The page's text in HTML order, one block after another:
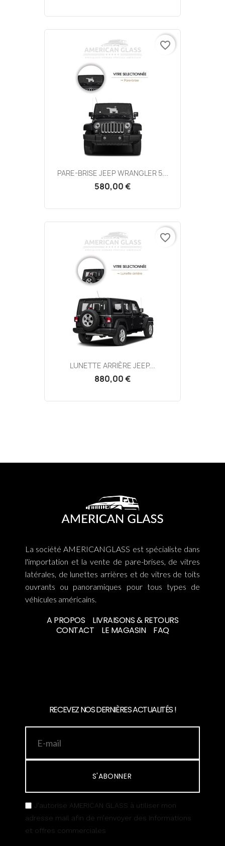
PARE-BRISE JEEP WRANGLER 5...
580,00 €
favorite_border
LUNETTE ARRIÈRE JEEP...
880,00 €
favorite_border
La société AMERICANGLASS est spécialiste dans
l'importation et la vente de pare-brises, de vitres
latérales, de lunettes arrières et de vitres de toits
ouvrants ou panoramiques pour tous types de
véhicules américains.
A PROPOS
LIVRAISONS & RETOURS
CONTACT
LE MAGASIN FAQ
RECEVEZ NOS DERNIÈRES ACTUALITÉS !
S'ABONNER
J’autorise AMERICAN GLASS à utiliser mon
adresse mail afin de m’envoyer des informations
et offres commerciales